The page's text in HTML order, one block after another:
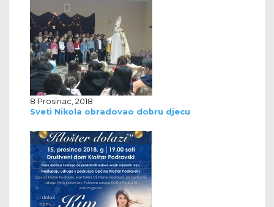
8 Prosinac, 2018
Sveti Nikola obradovao dobru djecu